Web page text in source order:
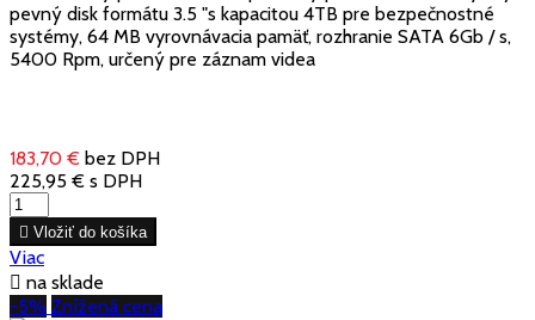
pevný disk formátu 3.5 "s kapacitou 4TB pre bezpečnostné
systémy, 64 MB vyrovnávacia pamäť, rozhranie SATA 6Gb / s,
5400 Rpm, určený pre záznam videa
183,70 € bez DPH
225,95 € s DPH
 Vložiť do košíka
Viac
 na sklade
-5% Znížená cena